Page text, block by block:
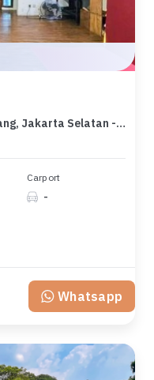
For Sale rumah Eksklusif di Kemang, Jakarta Selatan - LT 1344m²
Carport
-
Whatsapp